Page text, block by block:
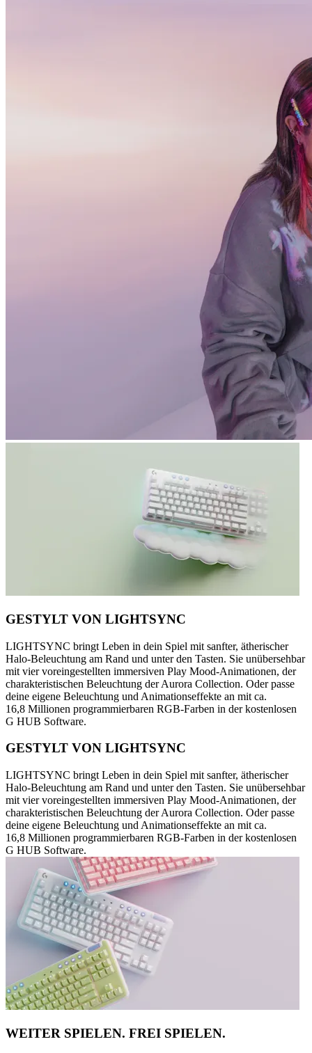
GESTYLT VON LIGHTSYNC
LIGHTSYNC bringt Leben in dein Spiel mit sanfter, ätherischer
Halo-Beleuchtung am Rand und unter den Tasten. Sie unübersehbar
mit vier voreingestellten immersiven Play Mood-Animationen, der
charakteristischen Beleuchtung der Aurora Collection. Oder passe
deine eigene Beleuchtung und Animationseffekte an mit ca.
16,8 Millionen programmierbaren RGB-Farben in der kostenlosen
G HUB Software.
GESTYLT VON LIGHTSYNC
LIGHTSYNC bringt Leben in dein Spiel mit sanfter, ätherischer
Halo-Beleuchtung am Rand und unter den Tasten. Sie unübersehbar
mit vier voreingestellten immersiven Play Mood-Animationen, der
charakteristischen Beleuchtung der Aurora Collection. Oder passe
deine eigene Beleuchtung und Animationseffekte an mit ca.
16,8 Millionen programmierbaren RGB-Farben in der kostenlosen
G HUB Software.
WEITER SPIELEN. FREI SPIELEN.